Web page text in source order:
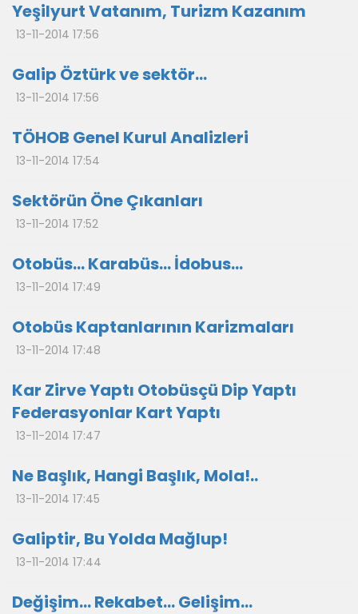
Yeşilyurt Vatanım, Turizm Kazanım
13-11-2014 17:56
Galip Öztürk ve sektör…
13-11-2014 17:56
TÖHOB Genel Kurul Analizleri
13-11-2014 17:54
Sektörün Öne Çıkanları
13-11-2014 17:52
Otobüs… Karabüs… İdobus…
13-11-2014 17:49
Otobüs Kaptanlarının Karizmaları
13-11-2014 17:48
Kar Zirve Yaptı Otobüsçü Dip Yaptı
Federasyonlar Kart Yaptı
13-11-2014 17:47
Ne Başlık, Hangi Başlık, Mola!..
13-11-2014 17:45
Galiptir, Bu Yolda Mağlup!
13-11-2014 17:44
Değişim… Rekabet… Gelişim…